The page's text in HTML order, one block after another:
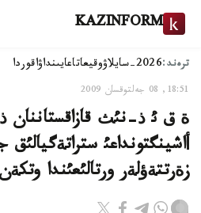
KAZINFORM
ترەند:2026-سايلاۋ وقيعاتاعايىنداۋاقوردا
18:51, 08 جەلتوقسان 2009
ة ق ئ ذ-نئث قازاقستاننان
أاشينگتونداعئ ستراتةگيالئق
زةرتتةؤلةر ورتالئعئندا